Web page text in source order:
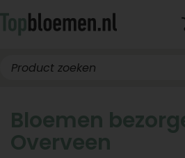
Bloemen
Overveen